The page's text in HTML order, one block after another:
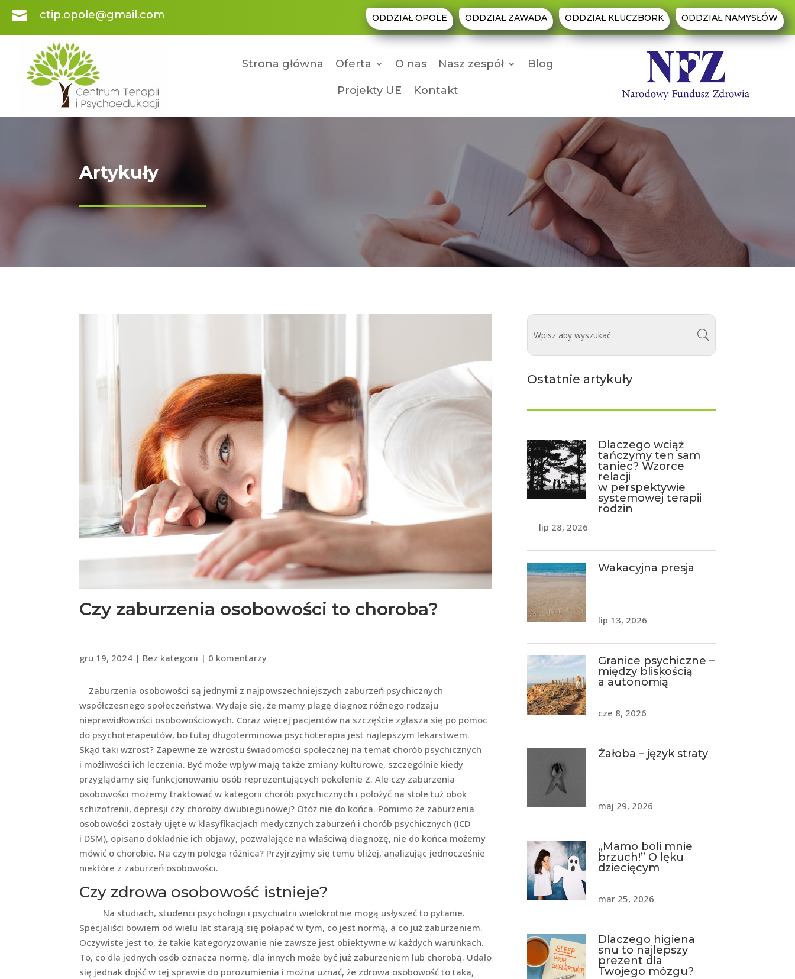
 ctip.opole@gmail.com ODDZIAŁ OPOLE ODDZIAŁ ZAWADA ODDZIAŁ KLUCZBORK ODDZIAŁ NAMYSŁÓW
Strona główna Oferta O nas Nasz zespół Blog
Projekty UE Kontakt
Artykuły
Czy zaburzenia osobowości to choroba?
gru 19, 2024 | Bez kategorii | 0 komentarzy
Zaburzenia osobowości są jednymi z najpowszechniejszych zaburzeń psychicznych
współczesnego społeczeństwa. Wydaje się, że mamy plagę diagnoz różnego rodzaju
nieprawidłowości osobowościowych. Coraz więcej pacjentów na szczęście zgłasza się po pomoc
do psychoterapeutów, bo tutaj długoterminowa psychoterapia jest najlepszym lekarstwem.
Skąd taki wzrost? Zapewne ze wzrostu świadomości społecznej na temat chorób psychicznych
i możliwości ich leczenia. Być może wpływ mają także zmiany kulturowe, szczególnie kiedy
przyglądamy się funkcjonowaniu osób reprezentujących pokolenie Z. Ale czy zaburzenia
osobowości możemy traktować w kategorii chorób psychicznych i położyć na stole tuż obok
schizofrenii, depresji czy choroby dwubiegunowej? Otóż nie do końca. Pomimo że zaburzenia
osobowości zostały ujęte w klasyfikacjach medycznych zaburzeń i chorób psychicznych (ICD
i DSM), opisano dokładnie ich objawy, pozwalające na właściwą diagnozę, nie do końca możemy
mówić o chorobie. Na czym polega różnica? Przyjrzyjmy się temu bliżej, analizując jednocześnie
niektóre z zaburzeń osobowości.
Czy zdrowa osobowość istnieje?
Na studiach, studenci psychologii i psychiatrii wielokrotnie mogą usłyszeć to pytanie.
Specjaliści bowiem od wielu lat starają się połapać w tym, co jest normą, a co już zaburzeniem.
Oczywiste jest to, że takie kategoryzowanie nie zawsze jest obiektywne w każdych warunkach.
To, co dla jednych osób oznacza normę, dla innych może być już zaburzeniem lub chorobą. Udało
się jednak dojść w tej sprawie do porozumienia i można uznać, że zdrowa osobowość to taka,
Ostatnie artykuły
Dlaczego wciąż
tańczymy ten sam
taniec? Wzorce
relacji
w perspektywie
systemowej terapii
rodzin
lip 28, 2026
Wakacyjna presja
lip 13, 2026
Granice psychiczne –
między bliskością
a autonomią
cze 8, 2026
Żałoba – język straty
maj 29, 2026
„Mamo boli mnie
brzuch!” O lęku
dziecięcym
mar 25, 2026
Dlaczego higiena
snu to najlepszy
prezent dla
Twojego mózgu?